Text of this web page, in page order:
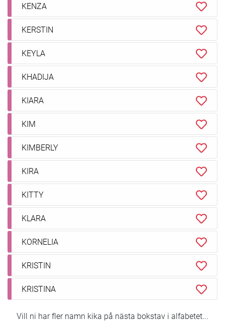
KENZA
KERSTIN
KEYLA
KHADIJA
KIARA
KIM
KIMBERLY
KIRA
KITTY
KLARA
KORNELIA
KRISTIN
KRISTINA
Vill ni har fler namn kika på nästa bokstav i alfabetet...